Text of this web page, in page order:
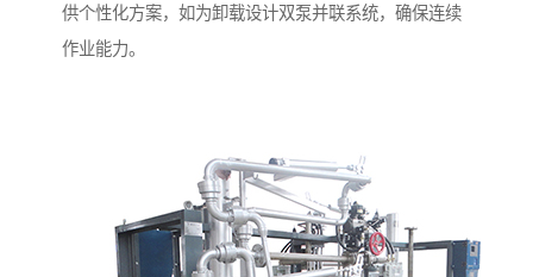
供个性化方案，如为卸载设计双泵并联系统，确保连续
作业能力。